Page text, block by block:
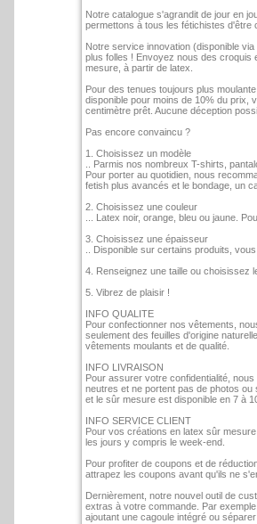
Notre catalogue s'agrandit de jour en
permettons à tous les fétichistes d'être
Notre service innovation (disponible
plus folles ! Envoyez nous des
mesure, à partir de latex.
Pour des tenues toujours plus
disponible pour moins de 10% du prix,
centimètre prêt. Aucune déception
Pas encore convaincu ?
1. Choisissez un modèle
.. Parmis nos nombreux T-shirts,
Pour porter au quotidien, nous
fetish plus avancés et le bondage, un
2. Choisissez une couleur
... Latex noir, orange, bleu ou jaune.
3. Choisissez une épaisseur
.. Disponible sur certains produits,
4. Renseignez une taille ou choisissez
5. Vibrez de plaisir !
INFO QUALITE
Pour confectionner nos vêtements,
seulement des feuilles d'origine
vêtements moulants et de qualité.
INFO LIVRAISON
Pour assurer votre confidentialité,
neutres et ne portent pas de photos
et le sûr mesure est disponible en 7 à
INFO SERVICE CLIENT
Pour vos créations en latex sûr
les jours y compris le week-end.
Pour profiter de coupons et de
attrapez les coupons avant qu'ils ne
Dernièrement, notre nouvel outil de
extras à votre commande. Par
ajoutant une cagoule intégré ou